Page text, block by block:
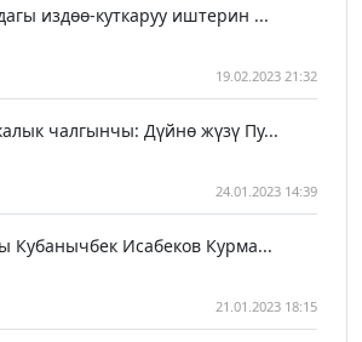
издөө-куткаруу иштерин ...
19.02.2023 21:32
чалгынчы: Дүйнө жүзү Пу...
24.01.2023 14:39
Кубанычбек Исабеков Курма...
21.01.2023 18:15